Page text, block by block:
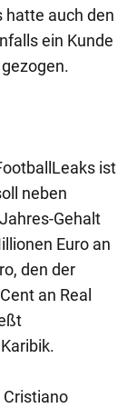
hatte auch den
ein Kunde
ist
neben
Gehalt
Euro an
den der
an Real
Cristiano